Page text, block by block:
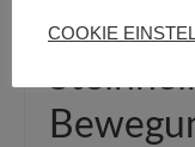
COOKIE